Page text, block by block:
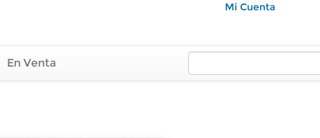
Mi Cuenta
En Venta